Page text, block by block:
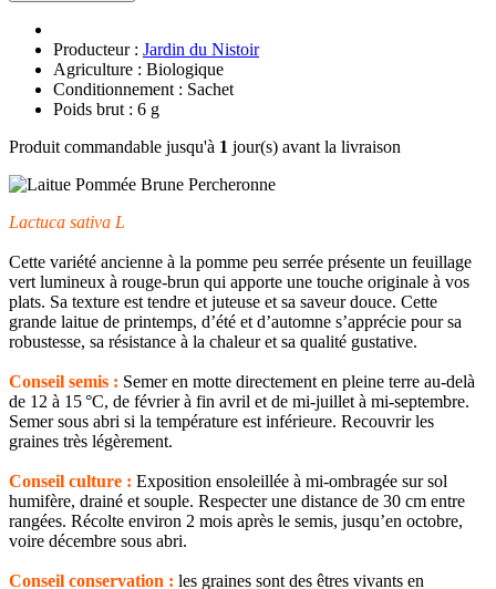
Producteur : Jardin du Nistoir
Agriculture : Biologique
Conditionnement : Sachet
Poids brut : 6 g
Produit commandable jusqu'à 1 jour(s) avant la livraison
Lactuca sativa L
Cette variété ancienne à la pomme peu serrée présente un feuillage
vert lumineux à rouge-brun qui apporte une touche originale à vos
plats. Sa texture est tendre et juteuse et sa saveur douce. Cette
grande laitue de printemps, d’été et d’automne s’apprécie pour sa
robustesse, sa résistance à la chaleur et sa qualité gustative.
Conseil semis : Semer en motte directement en pleine terre au-delà
de 12 à 15 °C, de février à fin avril et de mi-juillet à mi-septembre.
Semer sous abri si la température est inférieure. Recouvrir les
graines très légèrement.
Conseil culture : Exposition ensoleillée à mi-ombragée sur sol
humifère, drainé et souple. Respecter une distance de 30 cm entre
rangées. Récolte environ 2 mois après le semis, jusqu’en octobre,
voire décembre sous abri.
Conseil conservation : les graines sont des êtres vivants en